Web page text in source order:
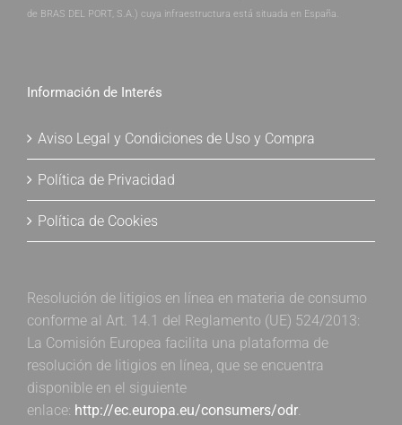
de BRAS DEL PORT, S.A.) cuya infraestructura está situada en España.
Información de Interés
Aviso Legal y Condiciones de Uso y Compra
Política de Privacidad
Política de Cookies
Resolución de litigios en línea en materia de consumo
conforme al Art. 14.1 del Reglamento (UE) 524/2013:
La Comisión Europea facilita una plataforma de
resolución de litigios en línea, que se encuentra
disponible en el siguiente
enlace: http://ec.europa.eu/consumers/odr.